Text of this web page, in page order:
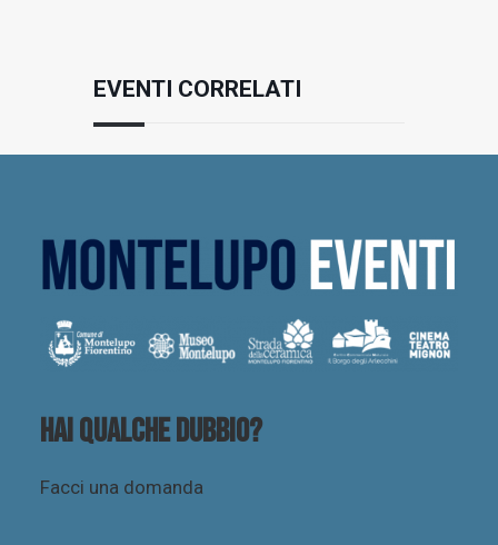
EVENTI CORRELATI
Hai qualche dubbio?
Facci una domanda